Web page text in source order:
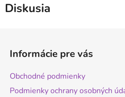
Diskusia
Informácie pre vás
Obchodné podmienky
Podmienky ochrany osobných